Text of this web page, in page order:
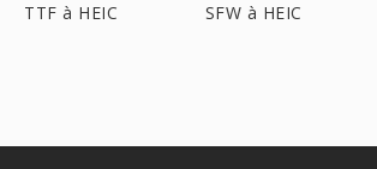
TTF à HEIC SFW à HEIC